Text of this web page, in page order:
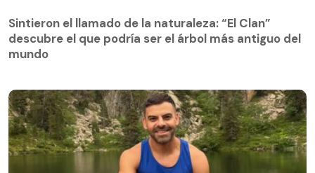
descubre el que podría ser el árbol más antiguo del
mundo
Sintieron el llamado de la naturaleza: “El Clan”
descubre el que podría ser el árbol más antiguo del
mundo